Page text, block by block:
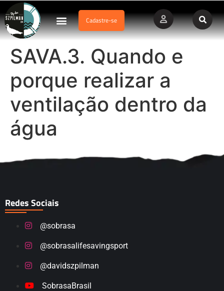
Cadastre-se
SAVA.3. Quando e
porque realizar a
ventilação dentro da
água
Redes Sociais
@sobrasa
@sobrasalifesavingsport
@davidszpilman
SobrasaBrasil